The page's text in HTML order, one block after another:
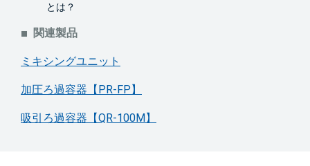
とは？
関連製品
ミキシングユニット
加圧ろ過容器【PR-FP】
吸引ろ過容器【QR-100M】